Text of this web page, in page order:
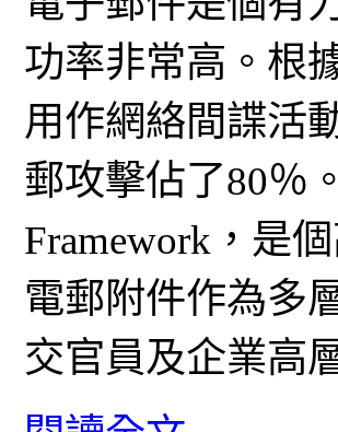
功率非常高。根
用作網絡間諜活
郵攻擊佔了80％
Framework，是
電郵附件作為多
交官員及企業高